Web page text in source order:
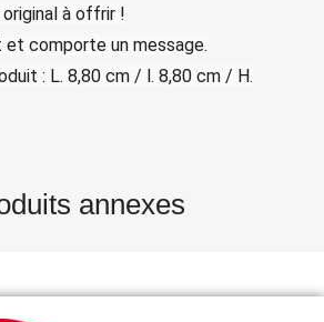
à offrir !
et comporte un message.
: L. 8,80 cm / l. 8,80 cm / H.
annexes